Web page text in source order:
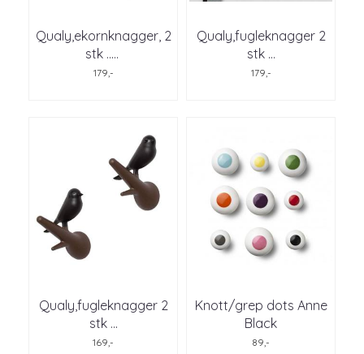
Qualy,ekornknagger, 2
stk .....
179,-
Qualy,fugleknagger 2
stk ...
179,-
Qualy,fugleknagger 2
stk ...
169,-
Knott/grep dots Anne
Black
89,-